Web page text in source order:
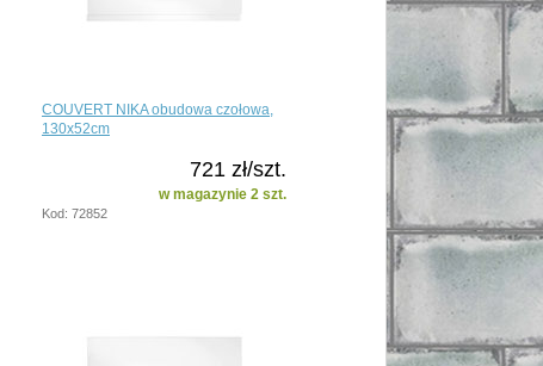
COUVERT NIKA obudowa czołowa,
130x52cm
721 zł/szt.
w magazynie 2 szt.
Kod: 72852